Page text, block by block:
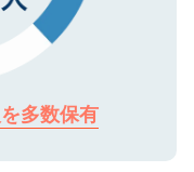
多数保有